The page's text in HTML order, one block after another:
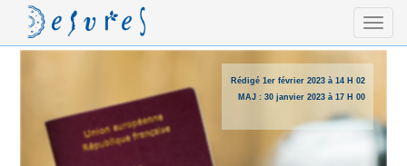
Rédigé 1er février 2023 à 14 H 02
MAJ : 30 janvier 2023 à 17 H 00